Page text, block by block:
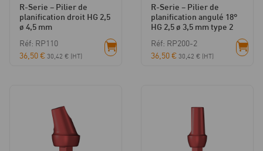
R-Serie – Pilier de
planification droit HG 2,5
ø 4,5 mm
Réf: RP110
36,50€ 30,42 € (HT)
R-Serie – Pilier de
planification angulé 18°
HG 2,5 ø 3,5 mm type 2
Réf: RP200-2
36,50€ 30,42 € (HT)